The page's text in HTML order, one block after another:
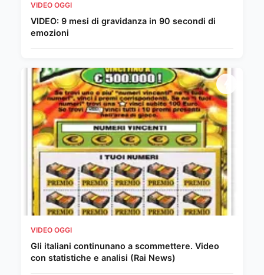
VIDEO OGGI
VIDEO: 9 mesi di gravidanza in 90 secondi di
emozioni
VIDEO OGGI
Gli italiani continunano a scommettere. Video
con statistiche e analisi (Rai News)